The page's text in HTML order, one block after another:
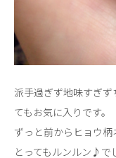
派手過ぎず地味すぎ
てもお気に入りです。
ずっと前からヒョウ柄
とってもルンルン♪で